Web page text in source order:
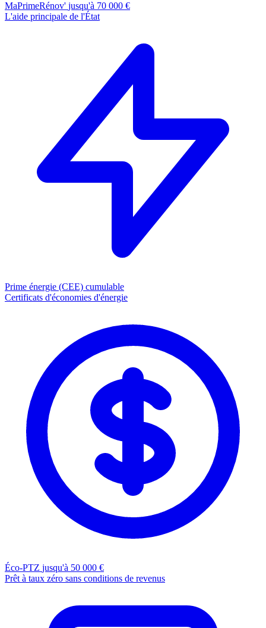
MaPrimeRénov' jusqu'à 70 000 €
L'aide principale de l'État
Prime énergie (CEE) cumulable
Certificats d'économies d'énergie
Éco-PTZ jusqu'à 50 000 €
Prêt à taux zéro sans conditions de revenus